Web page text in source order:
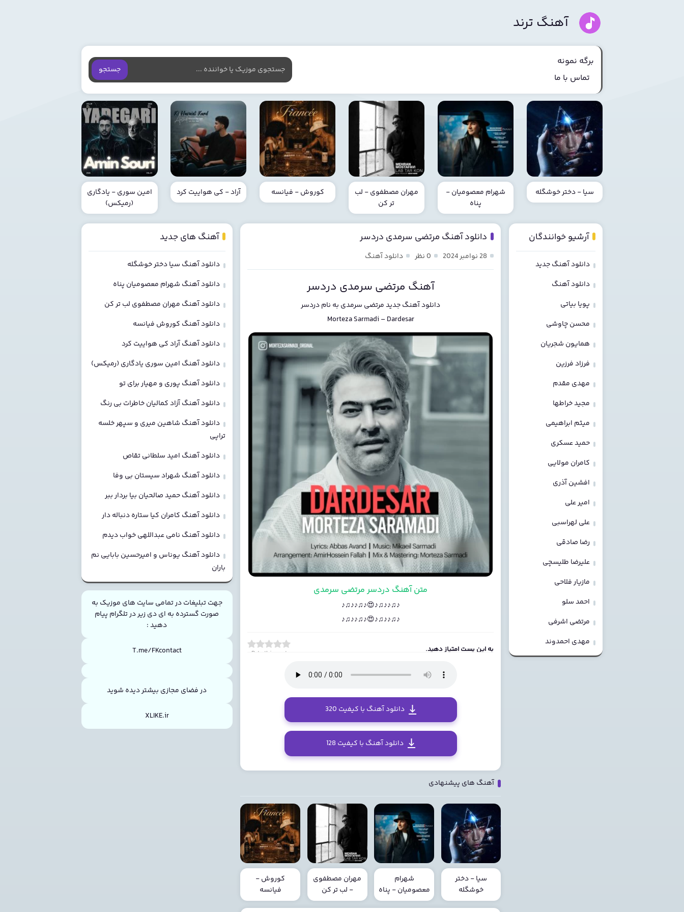
آهنگ ترند
برگه نمونه
تماس با ما
جستجو
سیا - دختر خوشگله
شهرام معصومیان -
پناه
مهران مصطفوی - لب
تر کن
کوروش - فیانسه آراد - کی هواییت کرد
امین سوری - یادگاری
(رمیکس)
دانلود آهنگ مرتضی سرمدی دردسر
28 نوامبر 2024 0 نظر دانلود آهنگ
آهنگ مرتضی سرمدی دردسر
دانلود آهنگ جدیدمرتضی سرمدی به نامدردسر
Morteza Sarmadi –Dardesar
متن آهنگ دردسر مرتضی سرمدی
♪♫♪♪♫♪😍♪♫♪♪♫♪
♪♫♪♪♫♪😍♪♫♪♪♫♪
به این پست امتیاز دهید. Rate this post
دانلود آهنگ با کیفیت 320
دانلود آهنگ با کیفیت 128
آهنگ های پیشنهادی
سیا - دختر
خوشگله
شهرام
معصومیان - پناه
مهران مصطفوی
- لب تر کن
کوروش -
فیانسه
آرشیو خوانندگان
دانلود آهنگ جدید
دانلود آهنگ
پویا بیاتی
محسن چاوشی
همایون شجریان
فرزاد فرزین
مهدی مقدم
مجید خراطها
میثم ابراهیمی
حمید عسکری
کامران مولایی
افشین آذری
امیر علی
علی لهراسبی
رضا صادقی
علیرضا طلیسچی
مازیار فلاحی
احمد سلو
مرتضی اشرفی
مهدی احمدوند
آهنگ های جدید
دانلود آهنگ سیا دختر خوشگله
دانلود آهنگ شهرام معصومیان پناه
دانلود آهنگ مهران مصطفوی لب تر کن
دانلود آهنگ کوروش فیانسه
دانلود آهنگ آراد کی هواییت کرد
دانلود آهنگ امین سوری یادگاری (رمیکس)
دانلود آهنگ پوری و مهیار برای تو
دانلود آهنگ آزاد کمالیان خاطرات بی رنگ
دانلود آهنگ شاهین میری و سپهر خلسه
تراپی
دانلود آهنگ امید سلطانی تقاص
دانلود آهنگ شهراد سیستان بی وفا
دانلود آهنگ حمید صالحیان بیا بردار ببر
دانلود آهنگ کامران کیا ستاره دنباله دار
دانلود آهنگ نامی عبداللهی خواب دیدم
دانلود آهنگ یوناس و امیرحسین بابایی نم
باران
جهت تبلیغات در تمامی سایت های موزیک به
صورت گسترده به ای دی زیر در تلگرام پیام
دهید :
T.me/FKcontact
در فضای مجازی بیشتر دیده شوید
XLIKE.ir